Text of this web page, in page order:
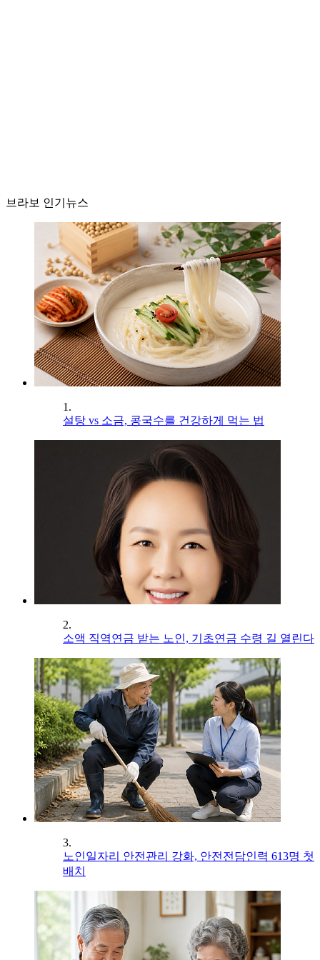
브라보 인기뉴스
1.
설탕 vs 소금, 콩국수를 건강하게 먹는 법
2.
소액 직역연금 받는 노인, 기초연금 수령 길 열린다
3.
노인일자리 안전관리 강화, 안전전담인력 613명 첫
배치